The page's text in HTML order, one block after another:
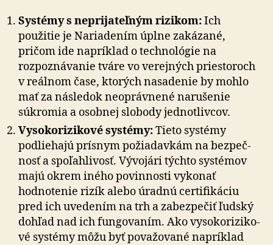
Systémy s neprijateľným rizikom:Ich
použitie je Nariadením úplne zakázané,
pričom ide napríklad o technológie na
rozpoznávanie tváre vo verejných priestoroch
v reálnom čase, ktorých nasadenie by mohlo
mať za následok neoprávnené narušenie
súkromia a osobnej slobody jednotlivcov.
Vysokorizikové systémy:Tieto systémy
podliehajú prísnym po­žia­dav­kám na bez­peč­
nosť a spo­ľahli­vosť. Vývojári týchto systémov
majú okrem iného povinnosti vykonať
hodnotenie rizík alebo úradnú certifikáciu
pred ich uvedením na trh a zabezpečiť ľudský
dohľad nad ich fungovaním. Ako vy­so­ko­ri­zi­ko­
vé systémy môžu byť považované napríklad